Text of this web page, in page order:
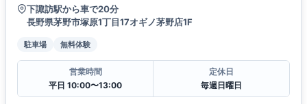
下諏訪駅から車で20分
長野県茅野市塚原1丁目17オギノ茅野店1F
駐車場 無料体験
営業時間
平日 10:00〜13:00
定休日
毎週日曜日